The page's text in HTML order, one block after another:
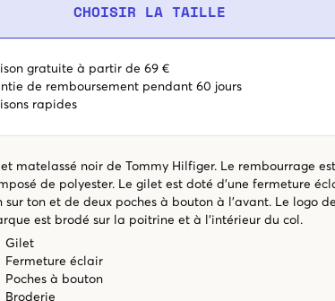
CHOISIR LA TAILLE
gratuite à partir de 69 €
de remboursement pendant 60 jours
rapides
matelassé noir de Tommy Hilfiger. Le rembourrage est
de polyester. Le gilet est doté d'une fermeture
sur ton et de deux poches à bouton à l'avant. Le logo
est brodé sur la poitrine et à l'intérieur du col.
Gilet
Fermeture éclair
Poches à bouton
Broderie